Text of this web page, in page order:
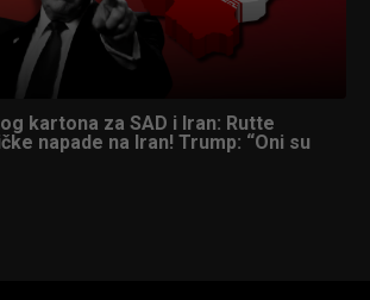
kartona za SAD i Iran: Rutte
napade na Iran! Trump: “Oni su